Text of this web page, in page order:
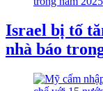
Israel bị tố
nhà báo